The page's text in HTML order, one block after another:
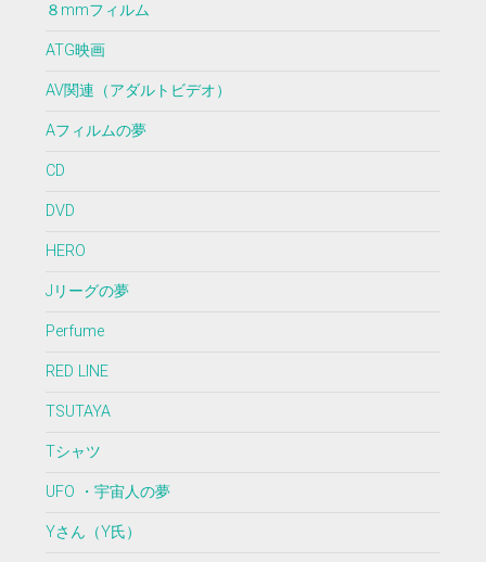
８mmフィルム
ATG映画
AV関連（アダルトビデオ）
Aフィルムの夢
CD
DVD
HERO
Jリーグの夢
Perfume
RED LINE
TSUTAYA
Tシャツ
UFO ・宇宙人の夢
Yさん（Y氏）